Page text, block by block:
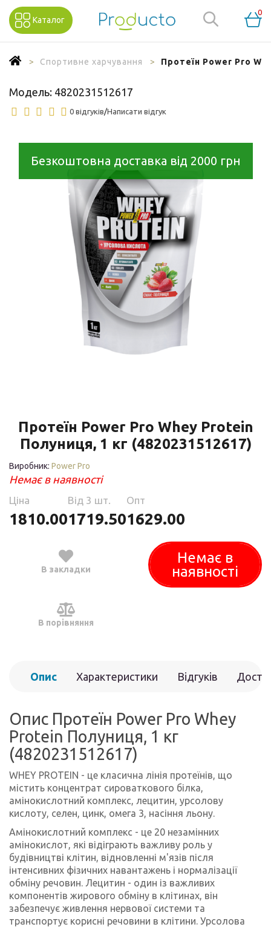
Каталог
0
Спортивне харчування Протеїн Power Pro
Модель: 4820231512617
0 відгуків/Написати відгук
Безкоштовна доставка від 2000 грн
Протеїн Power Pro Whey Protein
Полуниця, 1 кг (4820231512617)
Виробник: Power Pro
Немає в наявності
Ціна
1810.00
Від 3 шт.
1719.50
Опт
1629.00
В закладки
В порівняння
Немає в
наявності
Опис Характеристики Відгуків
Опис Протеїн Power Pro Whey
Protein Полуниця, 1 кг
(4820231512617)
WHEY PROTEIN - це класична лінія протеїнів, що
містить концентрат сироваткового білка,
амінокислотний комплекс, лецитин, урсолову
кислоту, селен, цинк, омега 3, насіння льону.
Амінокислотний комплекс - це 20 незамінних
амінокислот, які відіграють важливу роль у
будівництві клітин, відновленні м'язів після
інтенсивних фізичних навантажень і нормалізації
обміну речовин. Лецитин - один із важливих
компонентів жирового обміну в клітинах, він
забезпечує живлення нервової системи та
транспортує корисні речовини в клітини. Урсолова